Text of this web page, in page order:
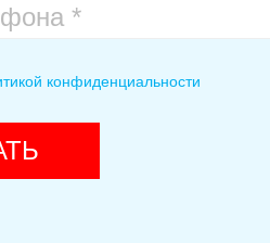
конфиденциальности